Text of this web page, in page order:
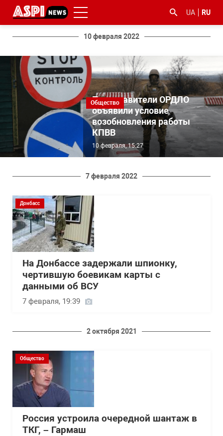
UA RU
10 февраля 2022
Общество
Представители ОРДЛО
объявили условие
возобновления работы
КПВВ
10 февраля, 15:27
7 февраля 2022
Донбасс
На Донбассе задержали шпионку,
чертившую боевикам карты с
данными об ВСУ
7 февраля, 19:39
2 октября 2021
Общество
Россия устроила очередной шантаж в
ТКГ, – Гармаш
#ООС
#боротьба
з
корупцією
#гфс #Киев #коронавірус